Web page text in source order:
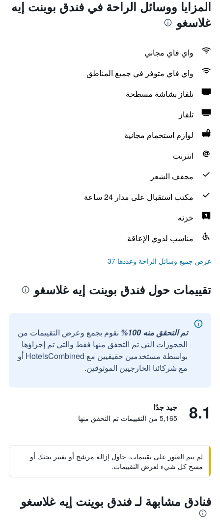
المزايا ووسائل الراحة في فندق بوينت إيه
غلاسغو
واي فاي مجاني
واي فاي متوفر في جميع المناطق
تلفاز بشاشة مسطحة
تلفاز
لوازم استحمام مجانية
انترنت
مجفف الشعر
مكتب استقبال على مدار 24 ساعة
خزنه
مناسب لذوي الإعاقة
عرض جميع وسائل الراحة وعددها 37
تقييمات حول فندق بوينت إيه غلاسغو
تم التحقق منه 100%
نقوم بجمع وعرض التقييمات من
الحجوزات التي تم التحقق منها فقط والتي تم إجراؤها
بواسطة مستخدمين حقيقيين مع HotelsCombined أو
مع شركائنا الخارجيين الموثوقين.
8.1 جيد جدًا
5,165 من التقييمات تم التحقق منها
لم يتم العثور على تقييمات. حاول إزالة مرشح أو تغيير بحثك أو
مسح كل شيء لعرض التقييمات.
فنادق مشابهة لـ فندق بوينت إيه غلاسغو